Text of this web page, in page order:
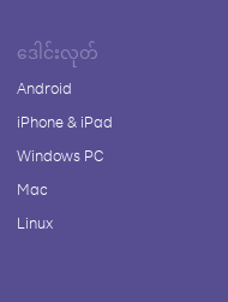
ဒေါင်းလုတ်
Android
iPhone & iPad
Windows PC
Mac
Linux